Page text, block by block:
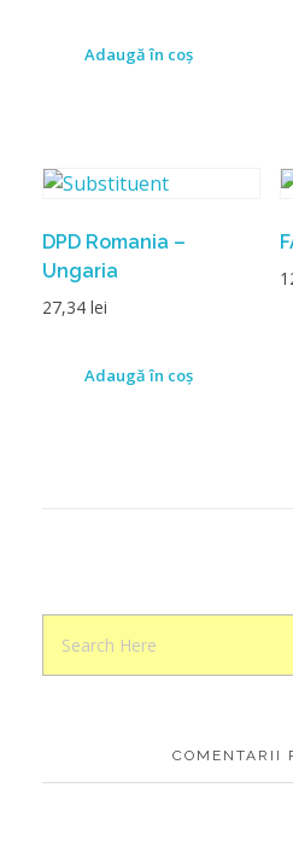
Adaugă în coș
DPD Romania –
Ungaria
27,34 lei
Adaugă în coș
COMENTARII